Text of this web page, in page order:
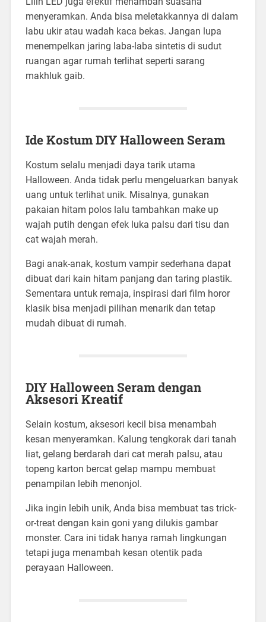
menyeramkan. Anda bisa meletakkannya di dalam
labu ukir atau wadah kaca bekas. Jangan lupa
menempelkan jaring laba-laba sintetis di sudut
ruangan agar rumah terlihat seperti sarang
makhluk gaib.
Ide Kostum DIY Halloween Seram
Kostum selalu menjadi daya tarik utama
Halloween. Anda tidak perlu mengeluarkan banyak
uang untuk terlihat unik. Misalnya, gunakan
pakaian hitam polos lalu tambahkan make up
wajah putih dengan efek luka palsu dari tisu dan
cat wajah merah.
Bagi anak-anak, kostum vampir sederhana dapat
dibuat dari kain hitam panjang dan taring plastik.
Sementara untuk remaja, inspirasi dari film horor
klasik bisa menjadi pilihan menarik dan tetap
mudah dibuat di rumah.
DIY Halloween Seram dengan
Aksesori Kreatif
Selain kostum, aksesori kecil bisa menambah
kesan menyeramkan. Kalung tengkorak dari tanah
liat, gelang berdarah dari cat merah palsu, atau
topeng karton bercat gelap mampu membuat
penampilan lebih menonjol.
Jika ingin lebih unik, Anda bisa membuat tas trick-
or-treat dengan kain goni yang dilukis gambar
monster. Cara ini tidak hanya ramah lingkungan
tetapi juga menambah kesan otentik pada
perayaan Halloween.